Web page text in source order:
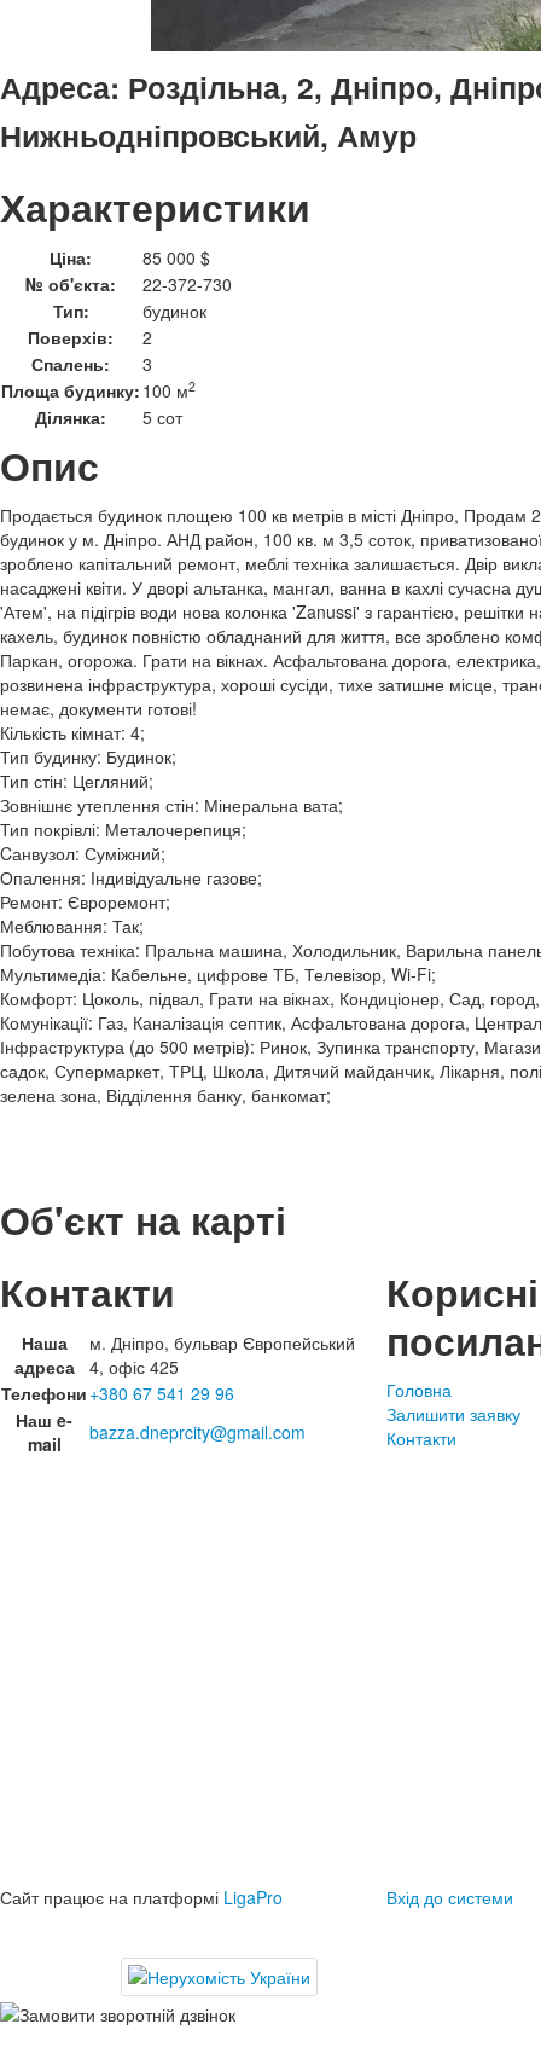
Адреса: Роздільна, 2, Дніпро,
Нижньодніпровський, Амур
Характеристики
Ціна:
85 000 $
№ об'єкта:
22-372-730
Тип:
будинок
Поверхів:
2
Спалень:
3
Площа будинку: 100 м2
Ділянка: 5 сот
Опис
Продається будинок площею 100 кв метрів в місті Дніпро,
будинок у м. Дніпро. АНД район, 100 кв. м 3,5 соток,
зроблено капітальний ремонт, меблі техніка залишається. Двір
насаджені квіти. У дворі альтанка, мангал, ванна в кахлі сучасна
'Атем', на підігрів води нова колонка 'Zanussi' з гарантією, решітки
кахель, будинок повністю обладнаний для життя, все зроблено
Паркан, огорожа. Грати на вікнах. Асфальтована дорога,
розвинена інфраструктура, хороші сусіди, тихе затишне місце,
немає, документи готові!
Кількість кімнат: 4;
Тип будинку: Будинок;
Тип стін: Цегляний;
Зовнішнє утеплення стін: Мінеральна вата;
Тип покрівлі: Металочерепиця;
Cанвузол: Суміжний;
Опалення: Індивідуальне газове;
Ремонт: Євроремонт;
Меблювання: Так;
Побутова техніка: Пральна машина, Холодильник, Варильна
Мультимедіа: Кабельне, цифрове ТБ, Телевізор, Wi-Fi;
Комфорт: Цоколь, підвал, Грати на вікнах, Кондиціонер, Сад,
Комунікації: Газ, Каналізація септик, Асфальтована дорога,
Інфраструктура (до 500 метрів): Ринок, Зупинка транспорту,
садок, Супермаркет, ТРЦ, Школа, Дитячий майданчик, Лікарня,
зелена зона, Відділення банку, банкомат;
Об'єкт на карті
Контакти
Наша
адреса
м. Дніпро, бульвар Європейський
4, офіс 425
Телефони +380 67 541 29 96
Наш e-
mail
bazza.dneprcity@gmail.com
Корисні
Головна
Залишити заявку
Контакти
Сайт працює на платформі LigaPro Вхід до системи